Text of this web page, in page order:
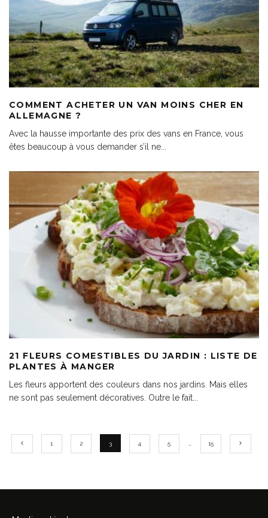
COMMENT ACHETER UN VAN MOINS CHER EN
ALLEMAGNE ?
Avec la hausse importante des prix des vans en France, vous
êtes beaucoup à vous demander s’il ne
21 FLEURS COMESTIBLES DU JARDIN : LISTE DE
PLANTES À MANGER
Les fleurs apportent des couleurs dans nos jardins. Mais elles
ne sont pas seulement décoratives. Outre le fait
1 2 3 4 5 15